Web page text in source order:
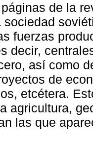
de la
sociedad
fuerzas
decir,
así como
de
etcétera.
agricultura,
las que